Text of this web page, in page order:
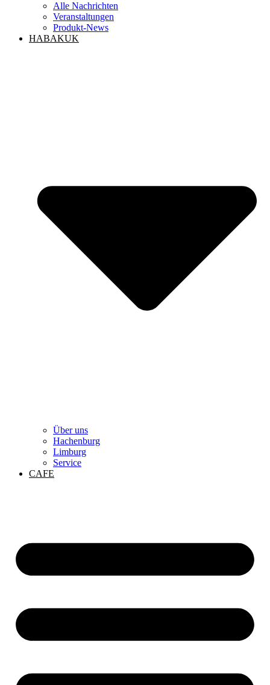
Alle Nachrichten
Veranstaltungen
Produkt-News
HABAKUK
Über uns
Hachenburg
Limburg
Service
CAFE